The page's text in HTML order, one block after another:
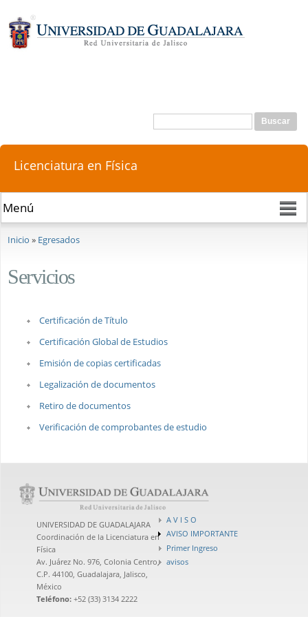
principal
Formulario de búsqueda
Buscar
Licenciatura en Física
Inicio » Egresados
Servicios
Certificación de Título
Certificación Global de Estudios
Emisión de copias certificadas
Legalización de documentos
Retiro de documentos
Verificación de comprobantes de estudio
UNIVERSIDAD DE GUADALAJARA
Coordinación de la Licenciatura en
Física
Av. Juárez No. 976, Colonia Centro,
C.P. 44100, Guadalajara, Jalisco,
México
Teléfono: +52 (33) 3134 2222
A V I S O
AVISO IMPORTANTE
Primer Ingreso
avisos